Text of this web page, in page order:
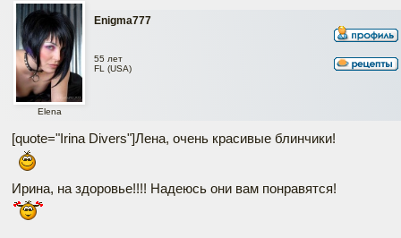
Enigma777
Elena
55 лет
FL (USA)
[quote="Irina Divers"]Лена, очень красивые блинчики!
Ирина, на здоровье!!!! Надеюсь они вам понравятся!